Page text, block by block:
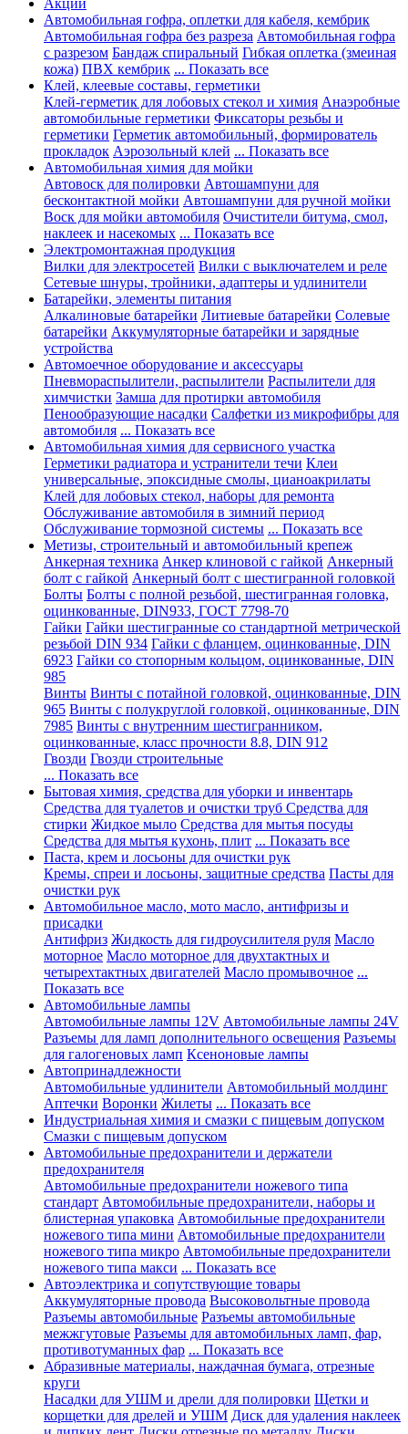
Акции
Автомобильная гофра, оплетки для кабеля, кембрик
Автомобильная гофра без разреза Автомобильная гофра
с разрезом Бандаж спиральный Гибкая оплетка (змеиная
кожа) ПВХ кембрик ... Показать все
Клей, клеевые составы, герметики
Клей-герметик для лобовых стекол и химия Анаэробные
автомобильные герметики Фиксаторы резьбы и
герметики Герметик автомобильный, формирователь
прокладок Аэрозольный клей ... Показать все
Автомобильная химия для мойки
Автовоск для полировки Автошампуни для
бесконтактной мойки Автошампуни для ручной мойки
Воск для мойки автомобиля Очистители битума, смол,
наклеек и насекомых ... Показать все
Электромонтажная продукция
Вилки для электросетей Вилки с выключателем и реле
Сетевые шнуры, тройники, адаптеры и удлинители
Батарейки, элементы питания
Алкалиновые батарейки Литиевые батарейки Солевые
батарейки Аккумуляторные батарейки и зарядные
устройства
Автомоечное оборудование и аксессуары
Пневмораспылители, распылители Распылители для
химчистки Замша для протирки автомобиля
Пенообразующие насадки Салфетки из микрофибры для
автомобиля ... Показать все
Автомобильная химия для сервисного участка
Герметики радиатора и устранители течи Клеи
универсальные, эпоксидные смолы, цианоакрилаты
Клей для лобовых стекол, наборы для ремонта
Обслуживание автомобиля в зимний период
Обслуживание тормозной системы ... Показать все
Метизы, строительный и автомобильный крепеж
Анкерная техника Анкер клиновой с гайкой Анкерный
болт с гайкой Анкерный болт с шестигранной головкой
Болты Болты с полной резьбой, шестигранная головка,
оцинкованные, DIN933, ГОСТ 7798-70
Гайки Гайки шестигранные со стандартной метрической
резьбой DIN 934 Гайки с фланцем, оцинкованные, DIN
6923 Гайки со стопорным кольцом, оцинкованные, DIN
985
Винты Винты с потайной головкой, оцинкованные, DIN
965 Винты с полукруглой головкой, оцинкованные, DIN
7985 Винты с внутренним шестигранником,
оцинкованные, класс прочности 8.8, DIN 912
Гвозди Гвозди строительные
... Показать все
Бытовая химия, средства для уборки и инвентарь
Средства для туалетов и очистки труб Средства для
стирки Жидкое мыло Средства для мытья посуды
Средства для мытья кухонь, плит ... Показать все
Паста, крем и лосьоны для очистки рук
Кремы, спреи и лосьоны, защитные средства Пасты для
очистки рук
Автомобильное масло, мото масло, антифризы и
присадки
Антифриз Жидкость для гидроусилителя руля Масло
моторное Масло моторное для двухтактных и
четырехтактных двигателей Масло промывочное ...
Показать все
Автомобильные лампы
Автомобильные лампы 12V Автомобильные лампы 24V
Разъемы для ламп дополнительного освещения Разъемы
для галогеновых ламп Ксеноновые лампы
Автопринадлежности
Автомобильные удлинители Автомобильный молдинг
Аптечки Воронки Жилеты ... Показать все
Индустриальная химия и смазки с пищевым допуском
Смазки с пищевым допуском
Автомобильные предохранители и держатели
предохранителя
Автомобильные предохранители ножевого типа
стандарт Автомобильные предохранители, наборы и
блистерная упаковка Автомобильные предохранители
ножевого типа мини Автомобильные предохранители
ножевого типа микро Автомобильные предохранители
ножевого типа макси ... Показать все
Автоэлектрика и сопутствующие товары
Аккумуляторные провода Высоковольтные провода
Разъемы автомобильные Разъемы автомобильные
межжгутовые Разъемы для автомобильных ламп, фар,
противотуманных фар ... Показать все
Абразивные материалы, наждачная бумага, отрезные
круги
Насадки для УШМ и дрели для полировки Щетки и
корщетки для дрелей и УШМ Диск для удаления наклеек